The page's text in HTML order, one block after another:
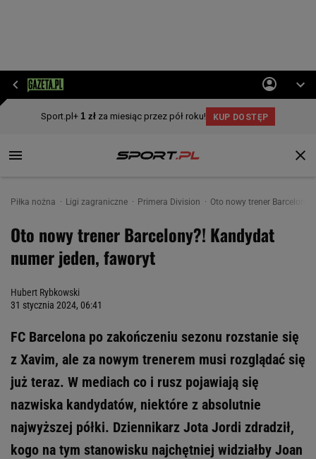
Piłka nożna Ligi zagraniczne Primera Division Oto nowy trener
Oto nowy trener Barcelony?! Kandydat
numer jeden, faworyt
Hubert Rybkowski
31 stycznia 2024, 06:41
FC Barcelona po zakończeniu sezonu rozstanie się
z Xavim, ale za nowym trenerem musi rozglądać się
już teraz. W mediach co i rusz pojawiają się
nazwiska kandydatów, niektóre z absolutnie
najwyższej półki. Dziennikarz Jota Jordi zdradził,
kogo na tym stanowisku najchętniej widziałby Joan